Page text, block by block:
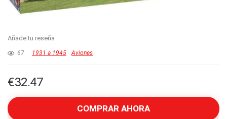
Añade tu reseña
67 1931 a 1945 Aviones
€32.47
COMPRAR AHORA